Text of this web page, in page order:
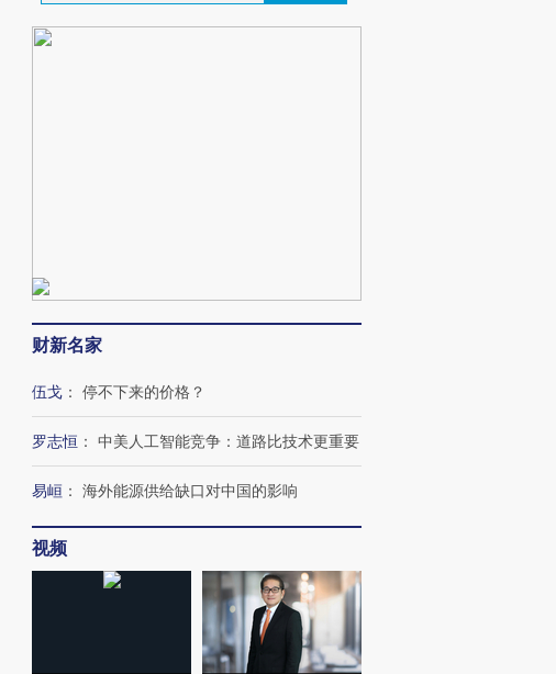
财新名家
伍戈 ： 停不下来的价格？
罗志恒 ： 中美人工智能竞争：道路比技术更重要
易峘 ： 海外能源供给缺口对中国的影响
视频